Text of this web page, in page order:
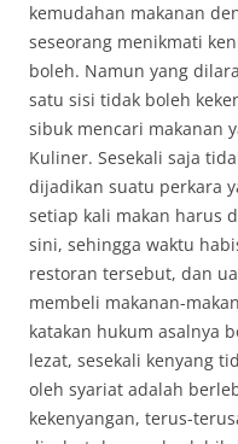
kemudahan makanan
seseorang menikmati
boleh. Namun yang
satu sisi tidak boleh
sibuk mencari makanan
Kuliner. Sesekali saja
dijadikan suatu perkara
setiap kali makan harus
sini, sehingga waktu
restoran tersebut, dan
membeli makanan-
katakan hukum asalnya
lezat, sesekali kenyang
oleh syariat adalah
kekenyangan, terus-